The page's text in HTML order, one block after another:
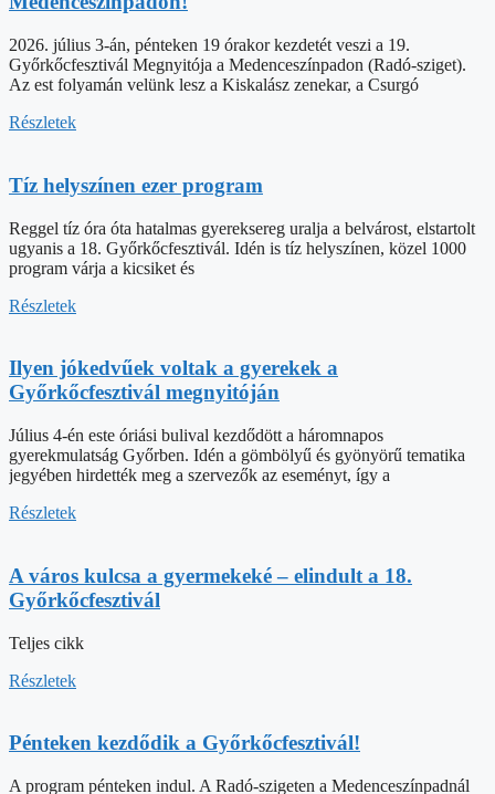
2026. július 3-án, pénteken 19 órakor kezdetét veszi a 19.
Győrkőcfesztivál Megnyitója a Medenceszínpadon (Radó-sziget).
Az est folyamán velünk lesz a Kiskalász zenekar, a Csurgó
Részletek
Tíz helyszínen ezer program
Reggel tíz óra óta hatalmas gyereksereg uralja a belvárost, elstartolt
ugyanis a 18. Győrkőcfesztivál. Idén is tíz helyszínen, közel 1000
program várja a kicsiket és
Részletek
Ilyen jókedvűek voltak a gyerekek a
Győrkőcfesztivál megnyitóján
Július 4-én este óriási bulival kezdődött a háromnapos
gyerekmulatság Győrben. Idén a gömbölyű és gyönyörű tematika
jegyében hirdették meg a szervezők az eseményt, így a
Részletek
A város kulcsa a gyermekeké – elindult a 18.
Győrkőcfesztivál
Teljes cikk
Részletek
Pénteken kezdődik a Győrkőcfesztivál!
A program pénteken indul. A Radó-szigeten a Medenceszínpadnál